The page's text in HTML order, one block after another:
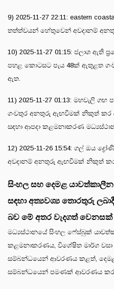
9) 2025-11-27 22:11: eastern
තත්ත්වයන් හේතුවෙන් අවදානම්
10) 2025-11-27 01:15: ජලාශ ඇති
පහළ කොටසට පැය 48ක් ඇතුළත
ඇත.
11) 2025-11-27 01:13: මහවැලි
ගංවතුර අනතුරු ඇඟවීමක් නිකුත් කර
සඳහා ආපදා කළමනාකරණ
12) 2025-11-26 15:54: ගල් ඔය
අවදානම් අනතුරු ඇඟවීමක් නිකුත්
සිංහල සහ දෙමළ
සඳහා අත්‍යවශ්‍ය තොරතුරු
බව මේ අතර වැදගත්
මධ්‍යස්ථානයේ සිංහල ෆේස්බුක්
කළමනාකරණය, විශේෂිත මාර්ග වසා
සම්බන්ධයෙන් ආවරණය කළත්,
සම්බන්ධයෙන් පමණක් ආවරණය